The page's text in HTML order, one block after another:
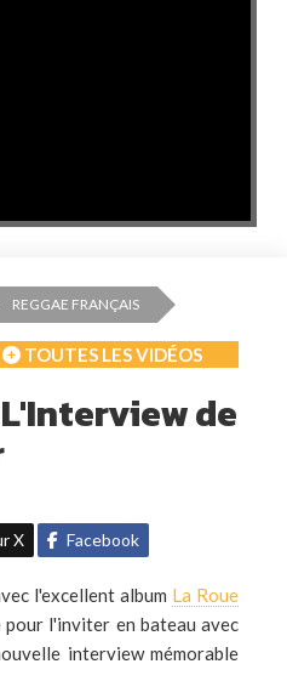
REGGAE FRANÇAIS
TOUTES LES VIDÉOS
de
X Facebook
l'excellent album La Roue
l'inviter en bateau avec
interview mémorable